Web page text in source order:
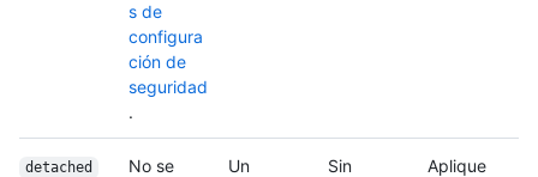
s de
configura
ción de
seguridad
.
detached
No se
Un
Sin
Aplique